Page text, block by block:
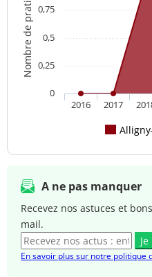
Nombre de praticien(s)
2016 2017
0
0,25
0,5
0,75
A ne pas manquer
Recevez nos astuces et
mail.
En savoir plus sur notre politique